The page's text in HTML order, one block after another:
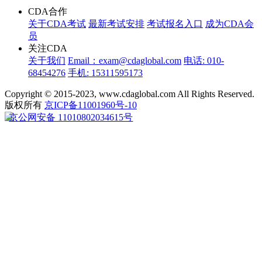
CDA合作
关于CDA考试 最新考试安排 考试报名入口 成为CDA会
员
关注CDA
关于我们 Email：exam@cdaglobal.com 电话: 010-
68454276 手机: 15311595173
Copyright © 2015-2023, www.cdaglobal.com All Rights Reserved.
版权所有 京ICP备11001960号-10
京公网安备 11010802034615号